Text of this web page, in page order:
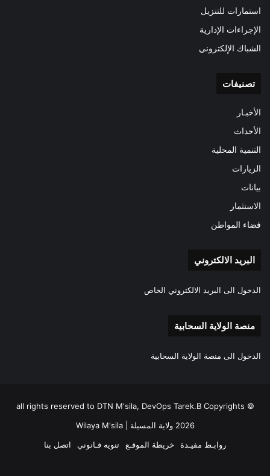
استمارات للتنزيل
الإجراءات الإدارية
الشباك الإلكتروني
تصنيفات
الأخبـار
الأحداث
التنمية المحلية
الزيارات
بيانات
الاستثمار
فضاء المواطن
البريد الالكتروني
الدخول الى البريد الالكتروني الخاص
منصة الولاية السحابية
الدخول الى منصة الولاية السحابية
all rights reserved to DTN M'sila, DevOps Tarek.B Copyrights ©
2026 ولاية المسيلة | Wilaya M'sila
روابـط مفيـدة
خريطة الموقـع تنويه قـانوني اتصل بنا